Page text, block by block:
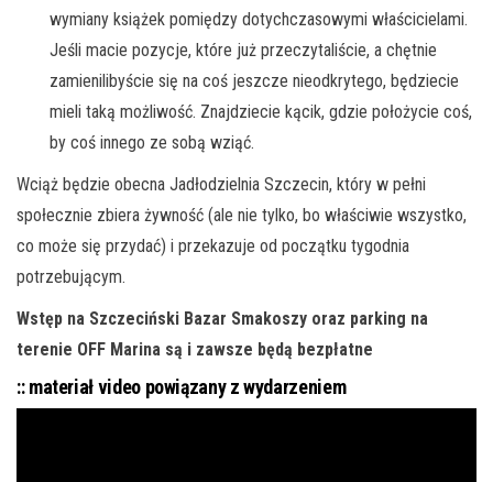
wymiany książek pomiędzy dotychczasowymi właścicielami.
Jeśli macie pozycje, które już przeczytaliście, a chętnie
zamienilibyście się na coś jeszcze nieodkrytego, będziecie
mieli taką możliwość. Znajdziecie kącik, gdzie położycie coś,
by coś innego ze sobą wziąć.
Wciąż będzie obecna Jadłodzielnia Szczecin, który w pełni
społecznie zbiera żywność (ale nie tylko, bo właściwie wszystko,
co może się przydać) i przekazuje od początku tygodnia
potrzebującym.
Wstęp na Szczeciński Bazar Smakoszy oraz parking na
terenie OFF Marina są i zawsze będą bezpłatne
:: materiał video powiązany z wydarzeniem